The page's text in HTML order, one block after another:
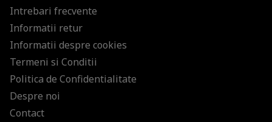
Intrebari frecvente
Informatii retur
Informatii despre cookies
Termeni si Conditii
Politica de Confidentialitate
Despre noi
Contact